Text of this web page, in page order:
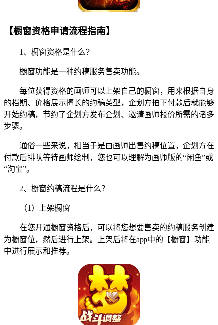
【橱窗资格申请流程指南】
1、橱窗资格是什么？
橱窗功能是一种约稿服务售卖功能。
每位获得资格的画师可以上架自己的橱窗，用来根据自身
的档期、价格展示擅长的约稿类型，企划方拍下付款后就能够
开始约稿，节约了企划方发布企划、邀请画师报价所需的诸多
步骤。
通俗一些来说，相当于是由画师出售约稿位置，企划方在
付款后排队等待画师绘制，您也可以理解为画师版的“闲鱼”或
“淘宝”。
2、橱窗约稿流程是什么？
（1）上架橱窗
在您开通橱窗资格后，可以将您想要售卖的约稿服务创建
为橱窗位，然后进行上架。上架后将在app中的【橱窗】功能
中进行展示和推荐。